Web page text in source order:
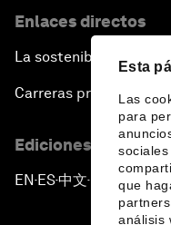
Esta
Las
para
sociales
que
análisis
Enlaces directos
La sostenibilidad en el
Carreras profesionales
Ediciones en otros
EN ▪ ES▪中文▪ 日本語